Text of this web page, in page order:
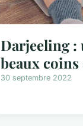
Darjeeling :
beaux
30 septembre 2022